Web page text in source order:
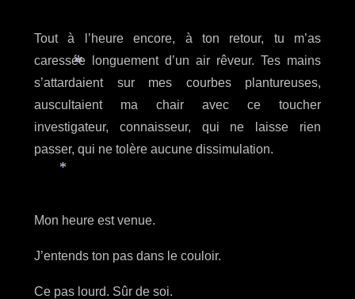
*
Tout à l’heure encore, à ton retour, tu m’as
caressée longuement d’un air rêveur. Tes mains
s’attardaient sur mes courbes plantureuses,
auscultaient ma chair avec ce toucher
investigateur, connaisseur, qui ne laisse rien
passer, qui ne tolère aucune dissimulation.
Mon heure est venue.
J’entends ton pas dans le couloir.
Ce pas lourd. Sûr de soi.